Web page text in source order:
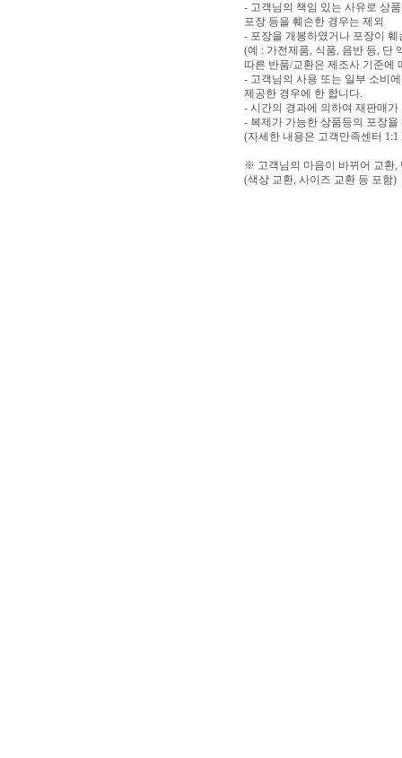
- 고객님의 책임 있는 사유로 상
포장 등을 훼손한 경우는 제외
- 포장을 개봉하였거나 포장이
(예 : 가전제품, 식품, 음반 등, 단
따른 반품/교환은 제조사 기준에
- 고객님의 사용 또는 일부 소비
제공한 경우에 한 합니다.
- 시간의 경과에 의하여 재판매
- 복제가 가능한 상품등의 포장을
(자세한 내용은 고객만족센터
※ 고객님의 마음이 바뀌어 교환,
(색상 교환, 사이즈 교환 등 포함)